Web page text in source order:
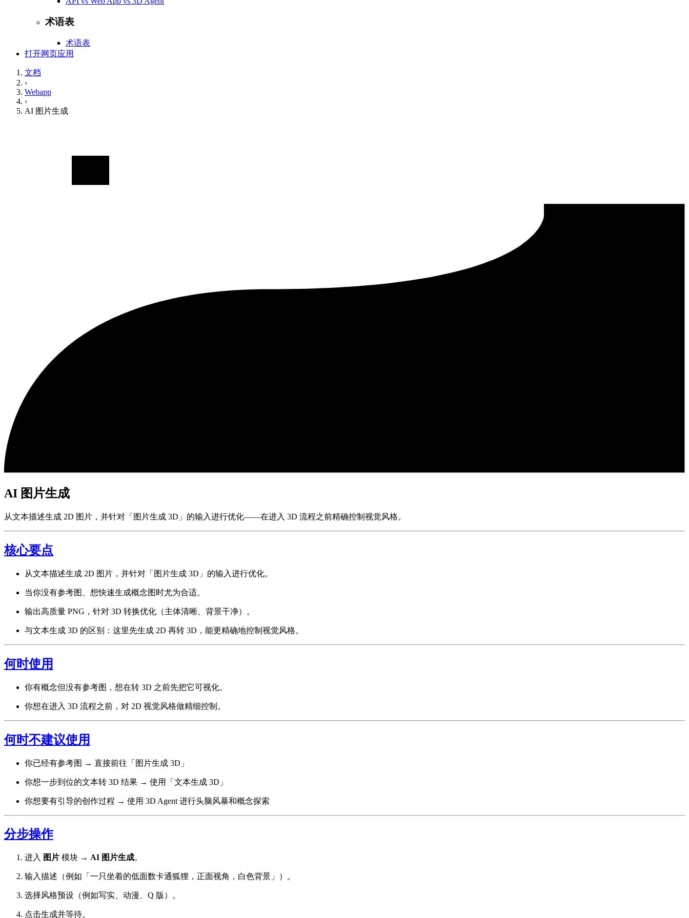
术语表
术语表
打开网页应用
文档
›
Webapp
›
AI 图片生成
AI 图片生成
从文本描述生成 2D 图片，并针对「图片生成 3D」的输入进行优化——在进入 3D 流程之前精确控制视觉风格。
核心要点
从文本描述生成 2D 图片，并针对「图片生成 3D」的输入进行优化。
当你没有参考图、想快速生成概念图时尤为合适。
输出高质量 PNG，针对 3D 转换优化（主体清晰、背景干净）。
与文本生成 3D 的区别：这里先生成 2D 再转 3D，能更精确地控制视觉风格。
何时使用
你有概念但没有参考图，想在转 3D 之前先把它可视化。
你想在进入 3D 流程之前，对 2D 视觉风格做精细控制。
何时不建议使用
你已经有参考图 → 直接前往「图片生成 3D」
你想一步到位的文本转 3D 结果 → 使用「文本生成 3D」
你想要有引导的创作过程 → 使用 3D Agent 进行头脑风暴和概念探索
分步操作
进入 图片 模块 → AI 图片生成。
输入描述（例如「一只坐着的低面数卡通狐狸，正面视角，白色背景」）。
选择风格预设（例如写实、动漫、Q 版）。
点击生成并等待。